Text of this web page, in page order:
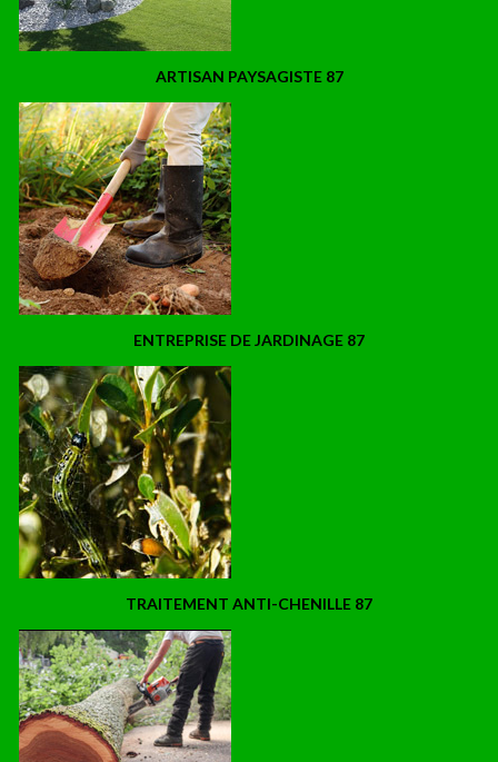
ARTISAN PAYSAGISTE 87
ENTREPRISE DE JARDINAGE 87
TRAITEMENT ANTI-CHENILLE 87